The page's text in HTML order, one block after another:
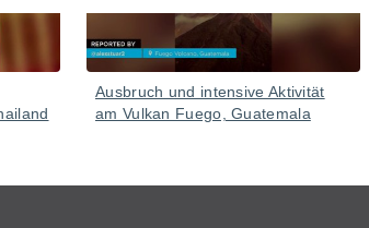
Ausbruch und intensive Aktivität
am Vulkan Fuego, Guatemala